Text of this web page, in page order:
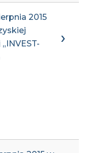
2015